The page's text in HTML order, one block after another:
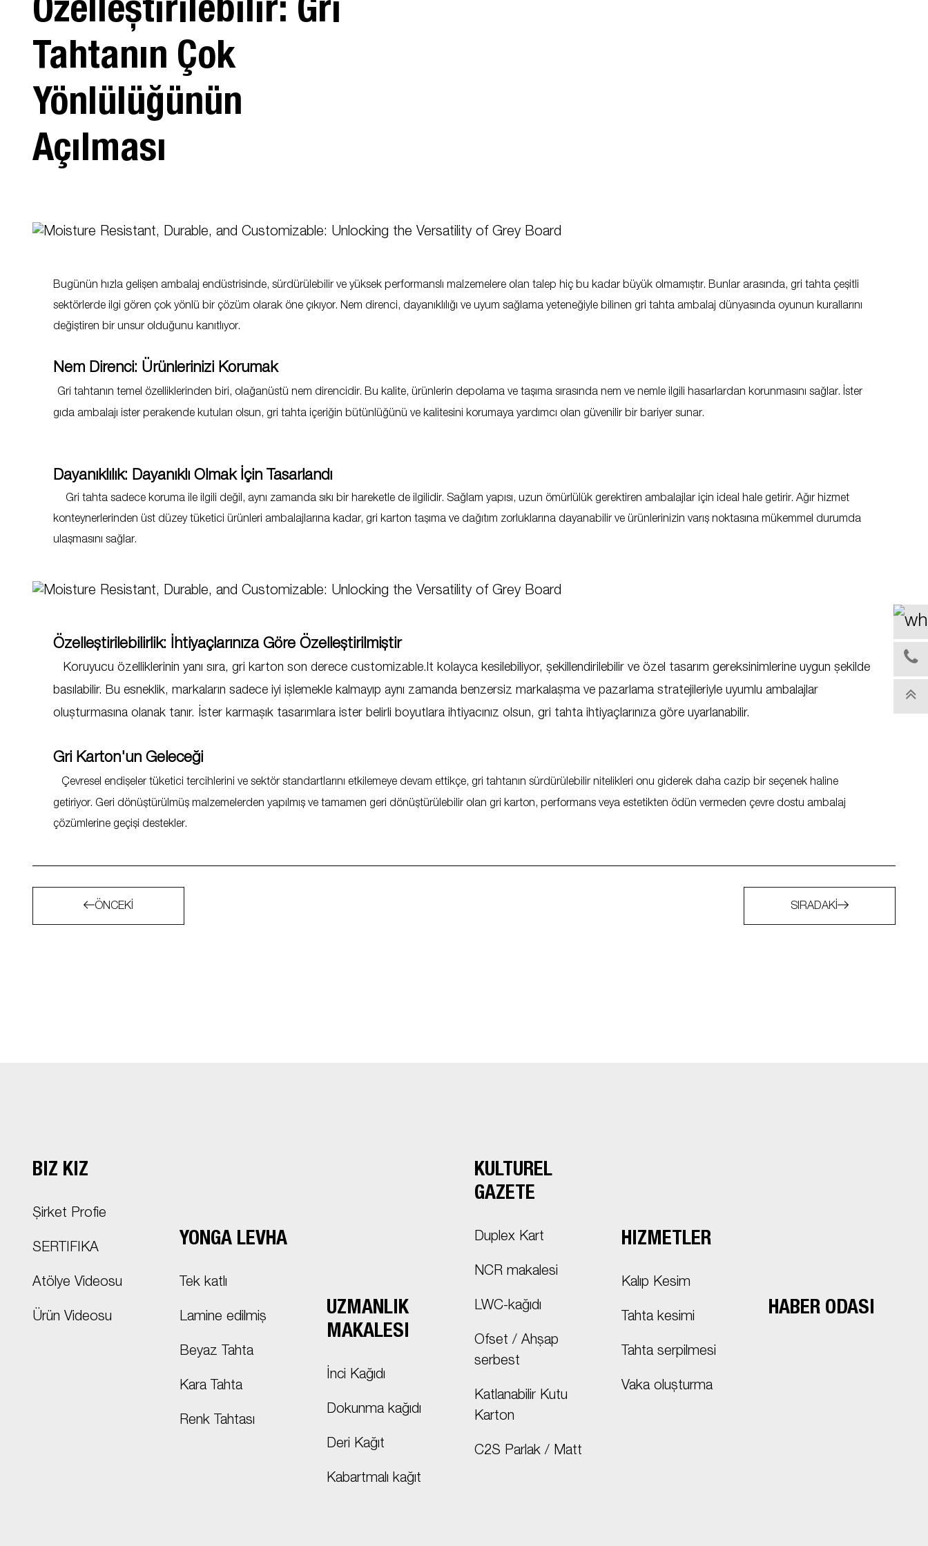
Özelleştirilebilir: Gri
Tahtanın Çok
Yönlülüğünün
Açılması
Bugünün hızla gelişen ambalaj endüstrisinde, sürdürülebilir ve yüksek performanslı malzemelere olan talep hiç bu kadar büyük olmamıştır. Bunlar arasında, gri tahta çeşitli
sektörlerde ilgi gören çok yönlü bir çözüm olarak öne çıkıyor. Nem direnci, dayanıklılığı ve uyum sağlama yeteneğiyle bilinen gri tahta ambalaj dünyasında oyunun kurallarını
değiştiren bir unsur olduğunu kanıtlıyor.
Nem Direnci: Ürünlerinizi Korumak
Gri tahtanın temel özelliklerinden biri, olağanüstü nem direncidir. Bu kalite, ürünlerin depolama ve taşıma sırasında nem ve nemle ilgili hasarlardan korunmasını sağlar. İster
gıda ambalajı ister perakende kutuları olsun, gri tahta içeriğin bütünlüğünü ve kalitesini korumaya yardımcı olan güvenilir bir bariyer sunar.
Dayanıklılık: Dayanıklı Olmak İçin Tasarlandı
Gri tahta sadece koruma ile ilgili değil, aynı zamanda sıkı bir hareketle de ilgilidir. Sağlam yapısı, uzun ömürlülük gerektiren ambalajlar için ideal hale getirir. Ağır hizmet
konteynerlerinden üst düzey tüketici ürünleri ambalajlarına kadar, gri karton taşıma ve dağıtım zorluklarına dayanabilir ve ürünlerinizin varış noktasına mükemmel durumda
ulaşmasını sağlar.
Özelleştirilebilirlik: İhtiyaçlarınıza Göre Özelleştirilmiştir
Koruyucu özelliklerinin yanı sıra, gri karton son derece customizable.lt kolayca kesilebiliyor, şekillendirilebilir ve özel tasarım gereksinimlerine uygun şekilde
basılabilir. Bu esneklik, markaların sadece iyi işlemekle kalmayıp aynı zamanda benzersiz markalaşma ve pazarlama stratejileriyle uyumlu ambalajlar
oluşturmasına olanak tanır. İster karmaşık tasarımlara ister belirli boyutlara ihtiyacınız olsun, gri tahta ihtiyaçlarınıza göre uyarlanabilir.
Gri Karton'un Geleceği
Çevresel endişeler tüketici tercihlerini ve sektör standartlarını etkilemeye devam ettikçe, gri tahtanın sürdürülebilir nitelikleri onu giderek daha cazip bir seçenek haline
getiriyor. Geri dönüştürülmüş malzemelerden yapılmış ve tamamen geri dönüştürülebilir olan gri karton, performans veya estetikten ödün vermeden çevre dostu ambalaj
çözümlerine geçişi destekler.
ÖNCEKI SIRADAKI
BIZ KİZ
Şirket Profie
SERTIFIKA
Atölye Videosu
Ürün Videosu
YONGA LEVHA
Tek katlı
Lamine edilmiş
Beyaz Tahta
Kara Tahta
Renk Tahtası
UZMANLIK
MAKALESI
İnci Kağıdı
Dokunma kağıdı
Deri Kağıt
Kabartmalı kağıt
KÜLTÜREL
GAZETE
Duplex Kart
NCR makalesi
LWC-kağıdı
Ofset / Ahşap
serbest
Katlanabilir Kutu
Karton
C2S Parlak / Matt
HIZMETLER
Kalıp Kesim
Tahta kesimi
Tahta serpilmesi
Vaka oluşturma
HABER ODASI